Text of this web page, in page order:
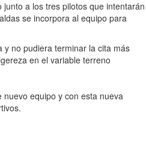
a los tres pilotos que intentarán
se incorpora al equipo para
no pudiera terminar la cita más
en el variable terreno
equipo y con esta nueva